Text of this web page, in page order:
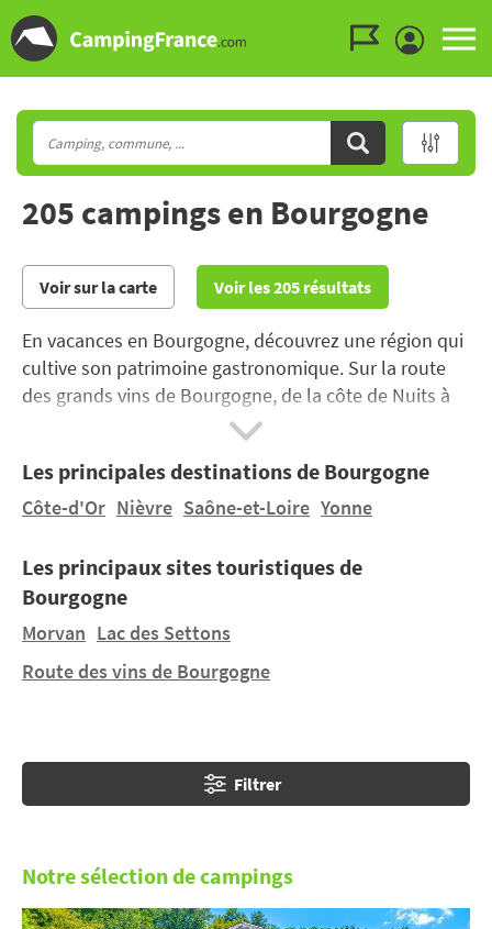
205 campings en Bourgogne
Voir sur la carte Voir les 205 résultats
En vacances en Bourgogne, découvrez une région qui
cultive son patrimoine gastronomique. Sur la route
des grands vins de Bourgogne, de la côte de Nuits à
Chablis, le temps s’arrête pour pouvoir gouter aux
L’appétit vient en marchant, lors de vos vacances au
l’Histoire. Le long du canal de Bourgogne, visitez
Auxerre et Dijon ou encore les prestigieuses abbayes
de Cluny et de Fontenay.
Les principales destinations de Bourgogne
Côte-d'Or Nièvre Saône-et-Loire Yonne
Les principaux sites touristiques de
Bourgogne
Morvan Lac des Settons
Route des vins de Bourgogne
Filtrer
Notre sélection de campings